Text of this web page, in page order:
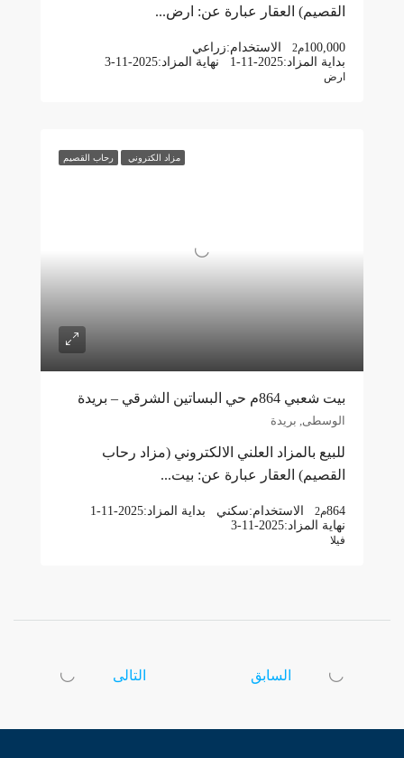
القصيم) العقار عبارة عن: ارض...
100,000م2 الاستخدام:زراعي
بداية المزاد:1-11-2025 نهاية المزاد:3-11-2025
ارض
مزاد الكتروني رحاب القصيم
بيت شعبي 864م حي البساتين الشرقي – بريدة
الوسطى, بريدة
للبيع بالمزاد العلني الالكتروني (مزاد رحاب
القصيم) العقار عبارة عن: بيت...
864م2 الاستخدام:سكني بداية المزاد:1-11-2025
نهاية المزاد:3-11-2025
فيلا
السابق التالى